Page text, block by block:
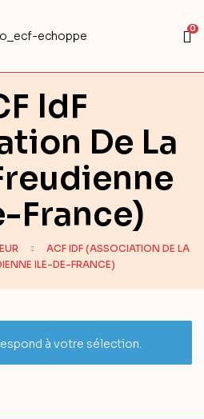
0
IdF
De La
France)
ACF IDF (ASSOCIATION DE LA
ILE-DE-FRANCE)
à votre sélection.